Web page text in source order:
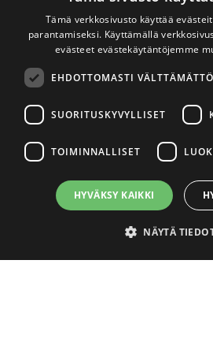
Tämä verkkosivusto käyttää
parantamiseksi. Käyttämällä
evästeet evästekäytäntöjemme
EHDOTTOMASTI
SUORITUSKYVYLLISET
TOIMINNALLISET
HYVÄKSY KAIKKI
NÄYTÄ